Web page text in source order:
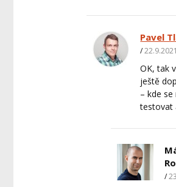
Pavel
OK, tak
ještě
– kde se
testovat